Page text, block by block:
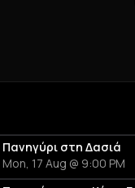
Πανηγύρι στη Δασιά
Mon, 17 Aug @ 9:00 PM